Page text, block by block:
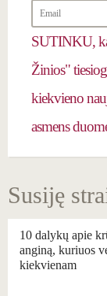
SUTINKU,
Žinios"
kiekvieno
asmens
Susiję
10 dalykų apie
anginą, kuriuos
kiekvienam